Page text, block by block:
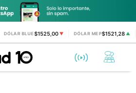
DÓLAR BLUE$1525,00 ▼ DÓLAR MEP$1521,28▲